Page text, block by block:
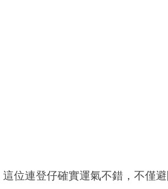
位連登仔確實運氣不錯，不僅